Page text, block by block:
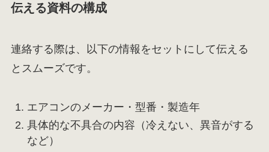
伝える資料の構成
連絡する際は、以下の情報をセットにして伝える
とスムーズです。
エアコンのメーカー・型番・製造年
具体的な不具合の内容（冷えない、異音がする
など）